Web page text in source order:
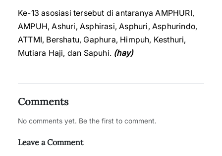
Ke-13 asosiasi tersebut di antaranya AMPHURI,
AMPUH, Ashuri, Asphirasi, Asphuri, Asphurindo,
ATTMI, Bershatu, Gaphura, Himpuh, Kesthuri,
Mutiara Haji, dan Sapuhi. (hay)
Comments
No comments yet. Be the first to comment.
Leave a Comment